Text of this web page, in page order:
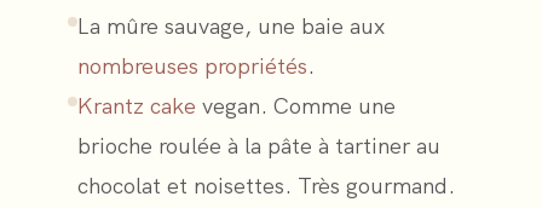
La mûre sauvage, une baie aux
nombreuses propriétés.
Krantz cake vegan. Comme une
brioche roulée à la pâte à tartiner au
chocolat et noisettes. Très gourmand.